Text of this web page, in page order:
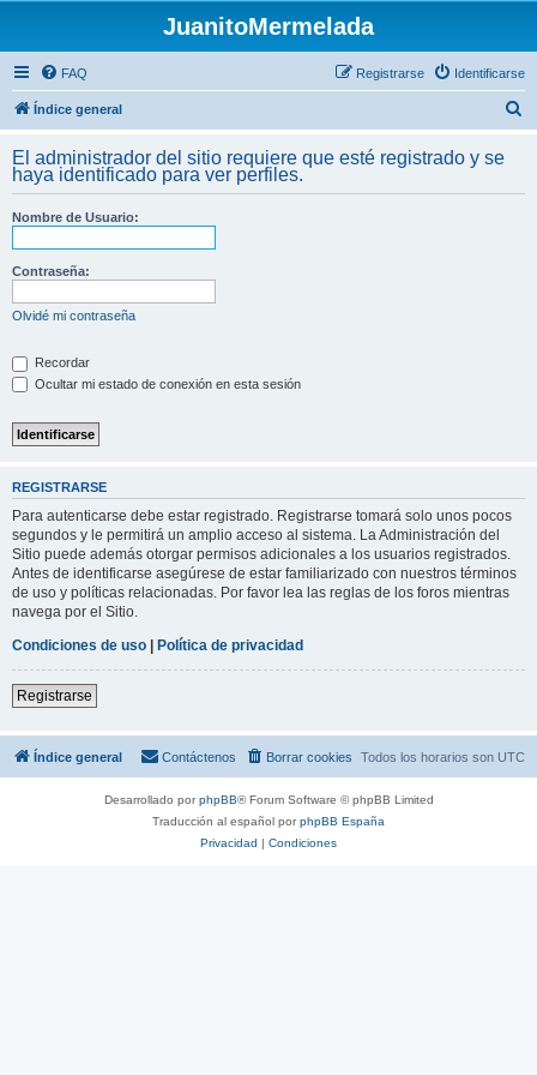
JuanitoMermelada
FAQ Identificarse
Registrarse
Índice general
c
El administrador del sitio requiere que esté registrado y se
haya identificado para ver perfiles.
Nombre de Usuario:
Contraseña:
Olvidé mi contraseña
Recordar
Ocultar mi estado de conexión en esta sesión
REGISTRARSE
Para autenticarse debe estar registrado. Registrarse tomará solo unos pocos
segundos y le permitirá un amplio acceso al sistema. La Administración del
Sitio puede además otorgar permisos adicionales a los usuarios registrados.
Antes de identificarse asegúrese de estar familiarizado con nuestros términos
de uso y políticas relacionadas. Por favor lea las reglas de los foros mientras
navega por el Sitio.
Condiciones de uso | Política de privacidad
Registrarse
Índice general Todos los horarios son UTC
Borrar cookies
Contáctenos
Desarrollado porphpBB® Forum Software © phpBB Limited
Traducción al español porphpBB España
Privacidad | Condiciones